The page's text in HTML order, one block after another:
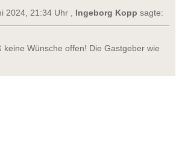
2024, 21:34 Uhr , Ingeborg Kopp sagte:
Wünsche offen! Die Gastgeber wie